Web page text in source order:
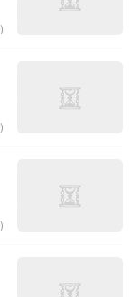
)
)
)